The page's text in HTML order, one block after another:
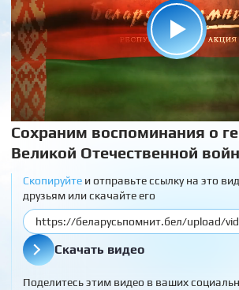
Сохраним воспоминания о
Великой Отечественной
Скопируйтеи отправьте ссылку на это
друзьям или скачайте его
Скачать видео
Поделитесь этим видео в ваших